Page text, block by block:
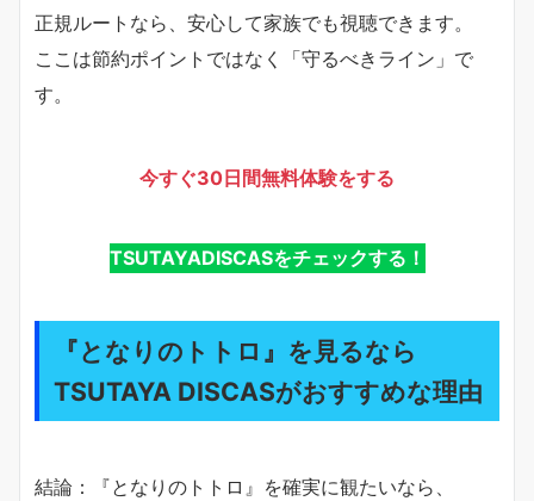
正規ルートなら、安心して家族でも視聴できます。
ここは節約ポイントではなく「守るべきライン」で
す。
今すぐ30日間無料体験をする
TSUTAYADISCASをチェックする！
『となりのトトロ』を見るなら
TSUTAYA DISCASがおすすめな理由
結論：『となりのトトロ』を確実に観たいなら、